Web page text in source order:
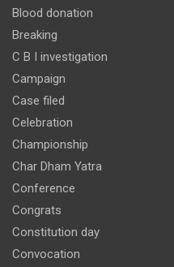
Blood donation
Breaking
C B I investigation
Campaign
Case filed
Celebration
Championship
Char Dham Yatra
Conference
Congrats
Constitution day
Convocation